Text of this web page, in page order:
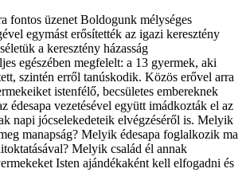
fontos üzenet Boldogunk mélységes
egymást erősítették az igazi keresztény
a keresztény házasság
egészében megfelelt: a 13 gyermek, aki
szintén erről tanúskodik. Közös erővel arra
istenfélő, becsületes embereknek
édesapa vezetésével együtt imádkozták el az
napi jócselekedeteik elvégzéséről is. Melyik
manapság? Melyik édesapa foglalkozik ma
Melyik család él annak
Isten ajándékaként kell elfogadni és